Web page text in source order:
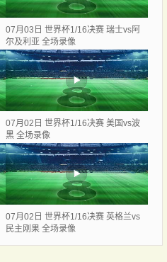
07月03日 世界杯1/16决赛 瑞士vs阿
尔及利亚 全场录像
07月02日 世界杯1/16决赛 美国vs波
黑 全场录像
07月02日 世界杯1/16决赛 英格兰vs
民主刚果 全场录像